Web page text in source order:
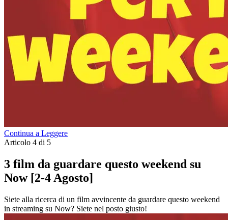
Continua a Leggere
Articolo 4 di 5
3 film da guardare questo weekend su
Now [2-4 Agosto]
Siete alla ricerca di un film avvincente da guardare questo weekend
in streaming su Now? Siete nel posto giusto!